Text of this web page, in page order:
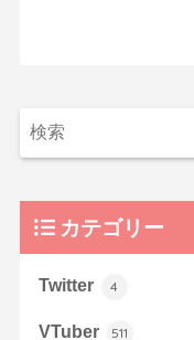
カテゴリー
Twitter 4
VTuber 511